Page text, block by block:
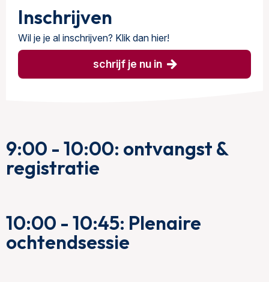
Inschrijven
Wil je je al inschrijven? Klik dan hier!
schrijf je nu in
9:00 - 10:00: ontvangst &
registratie
10:00 - 10:45: Plenaire
ochtendsessie